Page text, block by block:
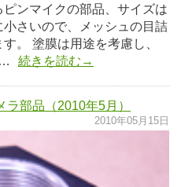
ンマイクの部品、サイズは
さいので、メッシュの目詰
。 塗膜は用途を考慮し、
続きを読む→
部品（2010年5月）
2010年05月15日